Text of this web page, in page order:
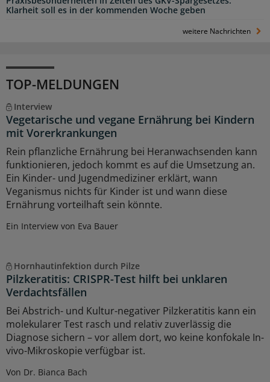
Klarheit soll es in der kommenden Woche geben
weitere Nachrichten
TOP-MELDUNGEN
Interview
Vegetarische und vegane Ernährung bei Kindern
mit Vorerkrankungen
Rein pflanzliche Ernährung bei Heranwachsenden kann
funktionieren, jedoch kommt es auf die Umsetzung an.
Ein Kinder- und Jugendmediziner erklärt, wann
Veganismus nichts für Kinder ist und wann diese
Ernährung vorteilhaft sein könnte.
Ein Interview von Eva Bauer
Hornhautinfektion durch Pilze
Pilzkeratitis: CRISPR-Test hilft bei unklaren
Verdachtsfällen
Bei Abstrich- und Kultur-negativer Pilzkeratitis kann ein
molekularer Test rasch und relativ zuverlässig die
Diagnose sichern – vor allem dort, wo keine konfokale In-
vivo-Mikroskopie verfügbar ist.
Von Dr. Bianca Bach